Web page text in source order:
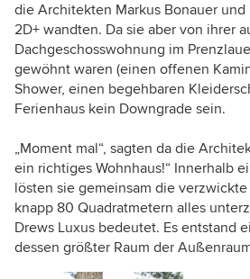
die Architekten Markus Bonauer
2D+ wandten. Da sie aber von ihrer
Dachgeschosswohnung im
gewöhnt waren (einen offenen
Shower, einen begehbaren
Ferienhaus kein Downgrade sein.
„Moment mal“, sagten da die
ein richtiges Wohnhaus!“ Innerhalb
lösten sie gemeinsam die
knapp 80 Quadratmetern alles
Drews Luxus bedeutet. Es entstand
dessen größter Raum der